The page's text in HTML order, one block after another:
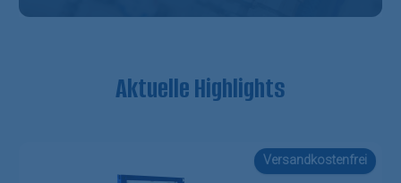
Aktuelle Highlights
Versandkostenfrei